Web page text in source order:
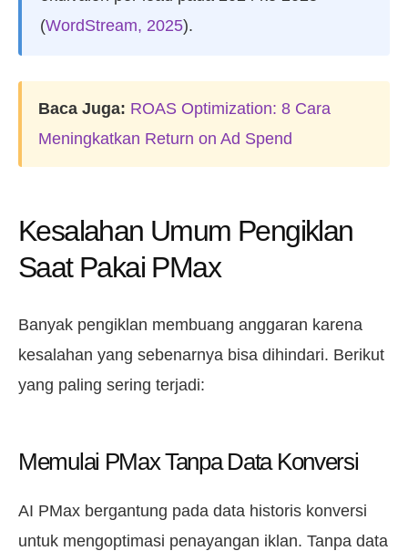
(WordStream, 2025).
Baca Juga: ROAS Optimization: 8 Cara
Meningkatkan Return on Ad Spend
Kesalahan Umum Pengiklan
Saat Pakai PMax
Banyak pengiklan membuang anggaran karena
kesalahan yang sebenarnya bisa dihindari. Berikut
yang paling sering terjadi:
Memulai PMax Tanpa Data Konversi
AI PMax bergantung pada data historis konversi
untuk mengoptimasi penayangan iklan. Tanpa data